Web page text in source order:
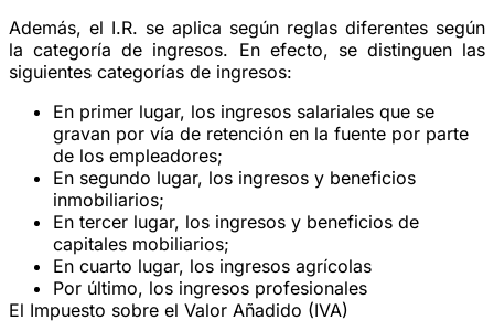
Además, el I.R. se aplica según reglas diferentes según
la categoría de ingresos. En efecto, se distinguen las
siguientes categorías de ingresos:
En primer lugar, los ingresos salariales que se
gravan por vía de retención en la fuente por parte
de los empleadores;
En segundo lugar, los ingresos y beneficios
inmobiliarios;
En tercer lugar, los ingresos y beneficios de
capitales mobiliarios;
En cuarto lugar, los ingresos agrícolas
Por último, los ingresos profesionales
El Impuesto sobre el Valor Añadido (IVA)